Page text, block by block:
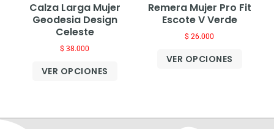
Calza Larga Mujer
Geodesia Design
Celeste
$ 38.000
VER OPCIONES
Remera Mujer Pro Fit
Escote V Verde
$ 26.000
VER OPCIONES